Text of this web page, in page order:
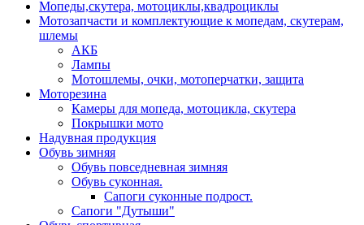
Мопеды,скутера, мотоциклы,квадроциклы
Мотозапчасти и комплектующие к мопедам, скутерам,
шлемы
АКБ
Лампы
Мотошлемы, очки, мотоперчатки, защита
Моторезина
Камеры для мопеда, мотоцикла, скутера
Покрышки мото
Надувная продукция
Обувь зимняя
Обувь повседневная зимняя
Обувь суконная.
Сапоги суконные подрост.
Сапоги "Дутыши"